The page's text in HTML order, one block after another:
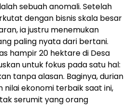
sebuah anomali. Setelah
dengan bisnis skala besar
ia justru menemukan
paling nyata dari bertani.
hampir 20 hektare di Desa
untuk fokus pada satu hal:
tanpa alasan. Baginya, durian
nilai ekonomi terbaik saat ini,
serumit yang orang